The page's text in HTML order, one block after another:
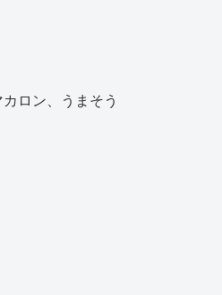
ロン、うまそう